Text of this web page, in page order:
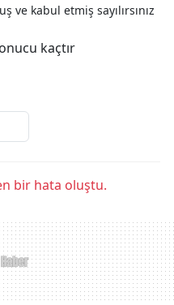
ve kabul etmiş sayılırsınız
kaçtır
bir hata oluştu.